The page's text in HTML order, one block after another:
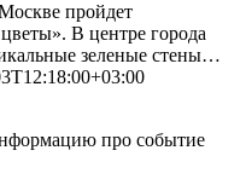
пройдет
В центре города
зеленые стены…
про событие